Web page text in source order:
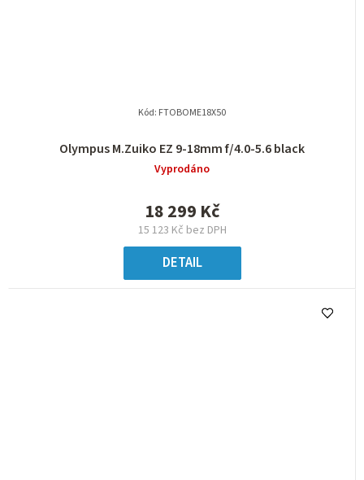
Olympus M.Zuiko EZ 9-18mm f/4.0-5.6 black
Vyprodáno
15 123 Kč bez DPH
18 299 Kč
DETAIL
Kód: FTOBOME18X50